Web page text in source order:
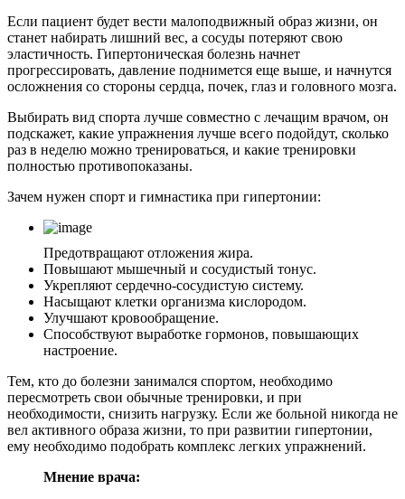
Если пациент будет вести малоподвижный образ жизни, он
станет набирать лишний вес, а сосуды потеряют свою
эластичность. Гипертоническая болезнь начнет
прогрессировать, давление поднимется еще выше, и начнутся
осложнения со стороны сердца, почек, глаз и головного мозга.
Выбирать вид спорта лучше совместно с лечащим врачом, он
подскажет, какие упражнения лучше всего подойдут, сколько
раз в неделю можно тренироваться, и какие тренировки
полностью противопоказаны.
Зачем нужен спорт и гимнастика при гипертонии:
Предотвращают отложения жира.
Повышают мышечный и сосудистый тонус.
Укрепляют сердечно-сосудистую систему.
Насыщают клетки организма кислородом.
Улучшают кровообращение.
Способствуют выработке гормонов, повышающих
настроение.
Тем, кто до болезни занимался спортом, необходимо
пересмотреть свои обычные тренировки, и при
необходимости, снизить нагрузку. Если же больной никогда не
вел активного образа жизни, то при развитии гипертонии,
ему необходимо подобрать комплекс легких упражнений.
Мнение врача: